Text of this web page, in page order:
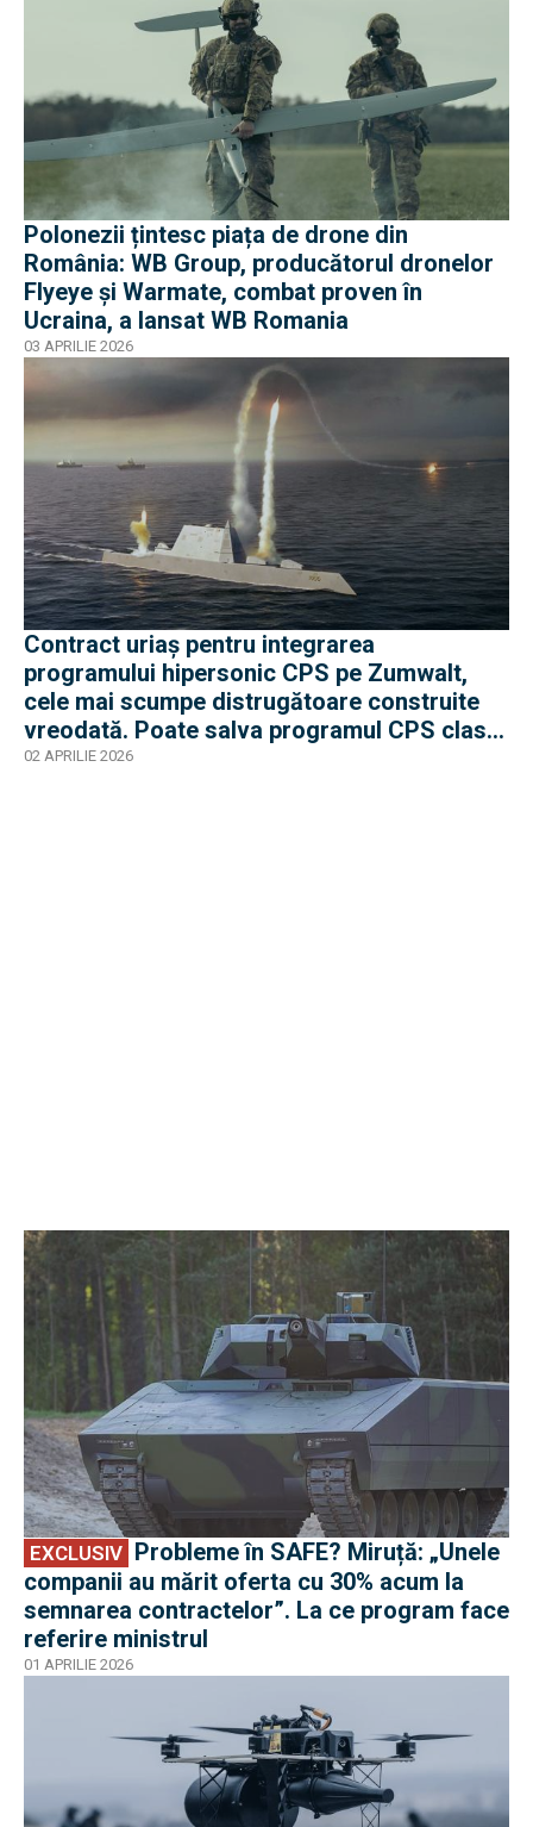
Polonezii țintesc piața de drone din
România: WB Group, producătorul dronelor
Flyeye și Warmate, combat proven în
Ucraina, a lansat WB Romania
03 APRILIE 2026
Contract uriaș pentru integrarea
programului hipersonic CPS pe Zumwalt,
cele mai scumpe distrugătoare construite
vreodată. Poate salva programul CPS clasa
care s-a oprit la 3 nave?
02 APRILIE 2026
EXCLUSIV
EXCLUSIV
companii au mărit oferta cu 30% acum la
semnarea contractelor”. La ce program face
referire ministrul
01 APRILIE 2026